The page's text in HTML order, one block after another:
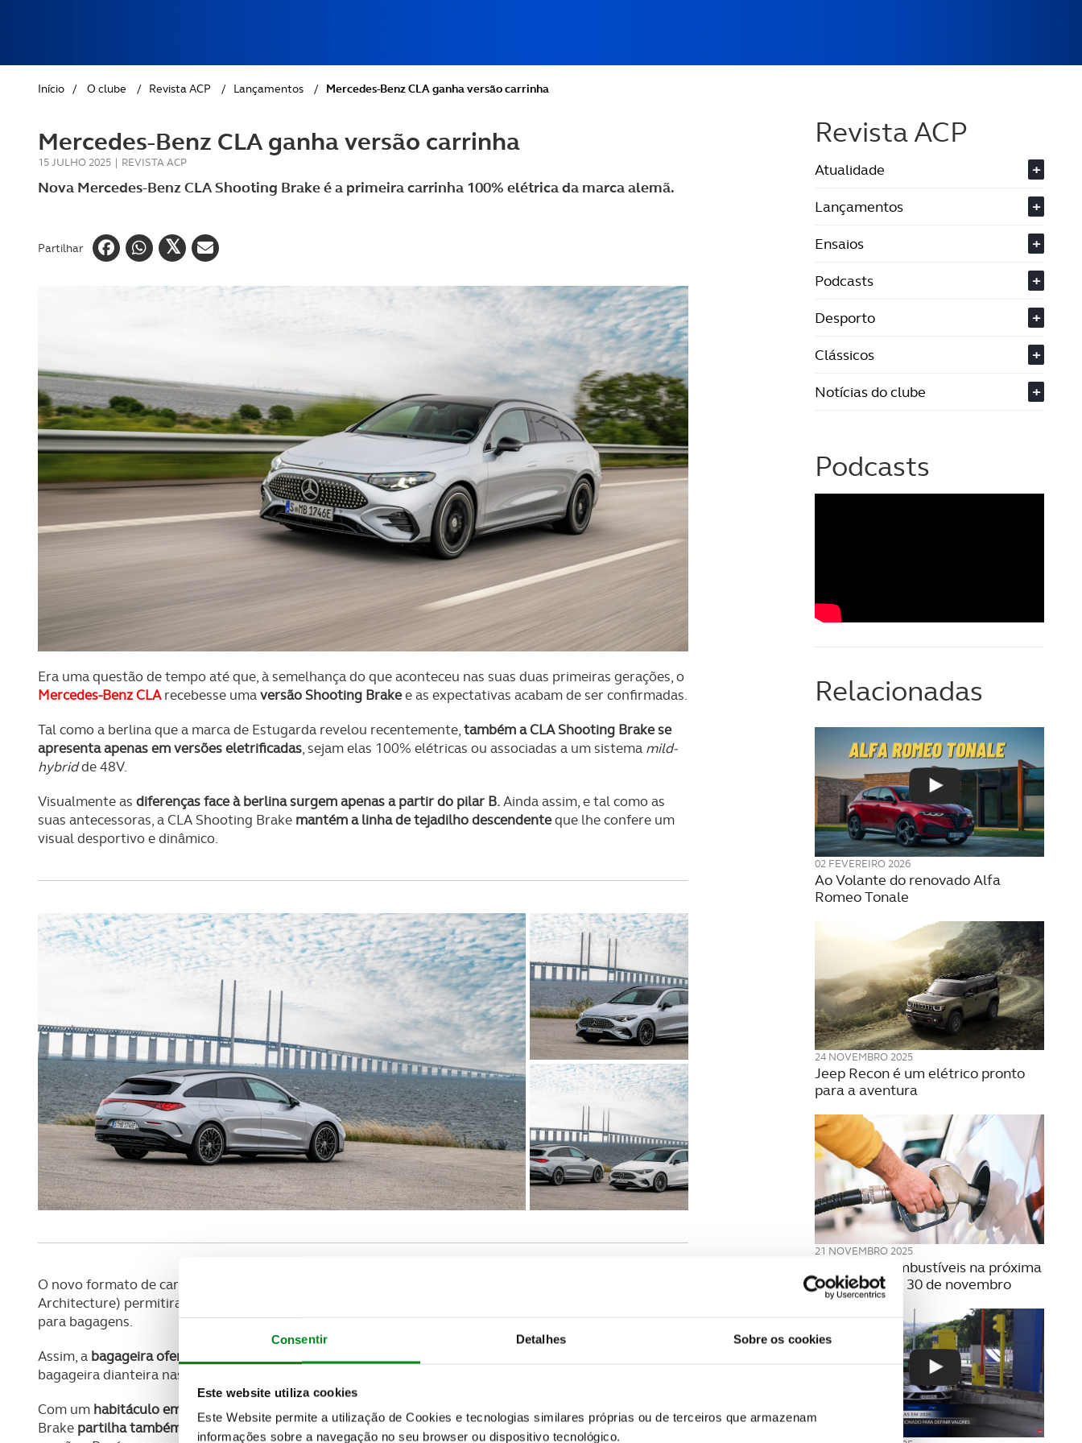
Consentir Detalhes Sobre os cookies
Este website utiliza cookies
Este Website permite a utilização de Cookies e tecnologias similares próprias ou de terceiros que armazenam
informações sobre a navegação no seu browser ou dispositivo tecnológico.
GOLFE
AUTOCARAVANISMO
Início / O clube / Revista ACP / Lançamentos / Mercedes-Benz CLA ganha versão carrinha
Mercedes-Benz CLA ganha versão carrinha
15 JULHO 2025 | REVISTA ACP
Nova Mercedes-Benz CLA Shooting Brake é a primeira carrinha 100% elétrica da marca alemã.
Partilhar
Era uma questão de tempo até que, à semelhança do que aconteceu nas suas duas primeiras gerações, o
Mercedes-Benz CLArecebesse umaversão Shooting Brakee as expectativas acabam de ser confirmadas.
Tal como a berlina que a marca de Estugarda revelou recentemente,também a CLA Shooting Brake se
apresenta apenas em versões eletrificadas, sejam elas 100% elétricas ou associadas a um sistema mild-
hybridde 48V.
Visualmente as diferenças face à berlina surgem apenas a partir do pilar B.Ainda assim, e tal como as
suas antecessoras, a CLA Shooting Brake mantém a linha de tejadilho descendenteque lhe confere um
visual desportivo e dinâmico.
O novo formato de carroçaria e o recurso à nova plataforma MMA (Mercedes-Benz Modular
Architecture) permitiram ganhar não só espaço para a cabeça nos bancos traseiros, como mais espaço
para bagagens.
Assim, a bagageira oferece 455 litros de capacidade
bagageira dianteira nas versões elétricas.
Com um habitáculo em tudo idêntico ao da berlina e com um claro foco na digitalização, a CLA Shooting
Brake partilha também com a berlina o teto panorâmico de grandes dimensões de série em todas as
Revista ACP
Atualidade
+
Lançamentos
+
Ensaios
+
Podcasts
+
Desporto
+
Clássicos
+
Notícias do clube
+
Podcasts
Relacionadas
02 FEVEREIRO 2026
Ao Volante do renovado Alfa
Romeo Tonale
24 NOVEMBRO 2025
Jeep Recon é um elétrico pronto
para a aventura
21 NOVEMBRO 2025
Preço dos combustíveis na próxima
semana | 24 a 30 de novembro